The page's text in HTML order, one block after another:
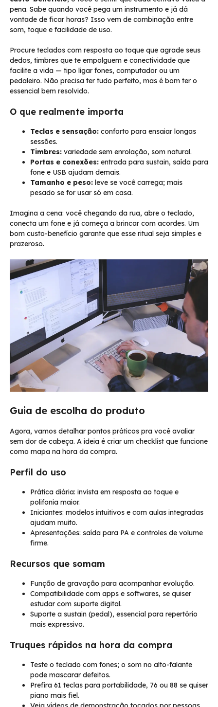
pena. Sabe quando você pega um instrumento e já dá
vontade de ficar horas? Isso vem de combinação entre
som, toque e facilidade de uso.
Procure teclados com resposta ao toque que agrade seus
dedos, timbres que te empolguem e conectividade que
facilite a vida — tipo ligar fones, computador ou um
pedaleiro. Não precisa ter tudo perfeito, mas é bom ter o
essencial bem resolvido.
O que realmente importa
Teclas e sensação: conforto para ensaiar longas
sessões.
Timbres: variedade sem enrolação, som natural.
Portas e conexões: entrada para sustain, saída para
fone e USB ajudam demais.
Tamanho e peso: leve se você carrega; mais
pesado se for usar só em casa.
Imagina a cena: você chegando da rua, abre o teclado,
conecta um fone e já começa a brincar com acordes. Um
bom custo-benefício garante que esse ritual seja simples e
prazeroso.
Guia de escolha do produto
Agora, vamos detalhar pontos práticos pra você avaliar
sem dor de cabeça. A ideia é criar um checklist que funcione
como mapa na hora da compra.
Perfil do uso
Prática diária: invista em resposta ao toque e
polifonia maior.
Iniciantes: modelos intuitivos e com aulas integradas
ajudam muito.
Apresentações: saída para PA e controles de volume
firme.
Recursos que somam
Função de gravação para acompanhar evolução.
Compatibilidade com apps e softwares, se quiser
estudar com suporte digital.
Suporte a sustain (pedal), essencial para repertório
mais expressivo.
Truques rápidos na hora da compra
Teste o teclado com fones; o som no alto-falante
pode mascarar defeitos.
Prefira 61 teclas para portabilidade, 76 ou 88 se quiser
piano mais fiel.